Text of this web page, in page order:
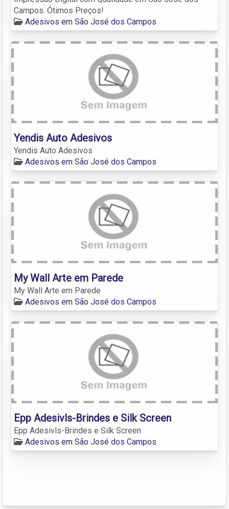
Campos. Ótimos Preços!
Adesivos em São José dos Campos
Yendis Auto Adesivos
Yendis Auto Adesivos
Adesivos em São José dos Campos
My Wall Arte em Parede
My Wall Arte em Parede
Adesivos em São José dos Campos
Epp Adesivls-Brindes e Silk Screen
Epp Adesivls-Brindes e Silk Screen
Adesivos em São José dos Campos